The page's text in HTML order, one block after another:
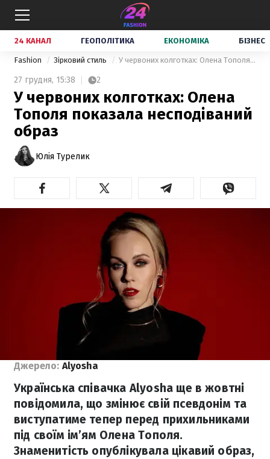
24 КАНАЛ ГЕОПОЛІТИКА ЕКОНОМІКА БІЗНЕС
Fashion Зірковий стиль У червоних колготках: Олена Тополя показала несподіваний образ
27 грудня, 15:38 2
У червоних колготках: Олена
Тополя показала несподіваний
образ
Юлія Турелик
Джерело: Alyosha
Українська співачка Alyosha ще в жовтні
повідомила, що змінює свій псевдонім та
виступатиме тепер перед прихильниками
під своїм ім’ям Олена Тополя.
Знаменитість опублікувала цікавий образ,